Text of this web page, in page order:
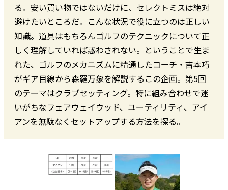
る。安い買い物ではないだけに、セレクトミスは絶対
避けたいところだ。こんな状況で役に立つのは正しい
知識。道具はもちろんゴルフのテクニックについて正
しく理解していれば惑わされない。ということで生ま
れた、ゴルフのメカニズムに精通したコーチ・吉本巧
がギア目線から森羅万象を解説するこの企画。第5回
のテーマはクラブセッティング。特に組み合わせで迷
いがちなフェアウェイウッド、ユーティリティ、アイ
アンを無駄なくセットアップする方法を探る。